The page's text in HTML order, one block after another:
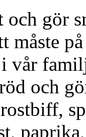
gör
måste
vår
och